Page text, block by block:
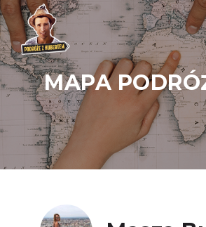
MAPA
Anuluj Usuń
Nie, anuluj Tak,
JAK ZNALEŹĆ LINK NA